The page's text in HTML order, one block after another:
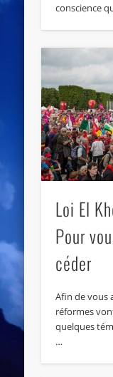
conscience
Loi El
Pour
céder
Afin de vous
réformes
quelques
…